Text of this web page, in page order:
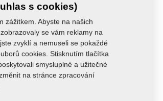
s cookies)
zážitkem. Abyste na našich
se vám reklamy na
zvyklí a nemuseli se pokaždé
cookies. Stisknutím tlačítka
smysluplné a užitečné
na stránce zpracování